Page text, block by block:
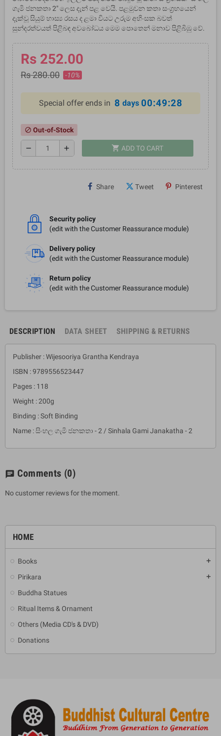
HOME
Books add
Pirikara add
Buddha Statues
Ritual Items & Ornament
Others (Media CD's & DVD)
Donations
ගැමි ජනකතා 2" ලෙස දැන් පළ වෙයි. පළමුවන කතා සංග්‍රහයෙන්
දැක්වූ සියුම් හාස්‍ය රසය ද ළමා වියට උරුම අහිංසක බවත්
සුන්දරත්වයත් පිළිබඳ අවබෝධය මෙම පොතෙන් මනාව පිළිබිඹු වේ.
Rs 252.00
Rs 280.00 -10%
Special offer ends in 8 days 00:49:28
block Out-of-Stock
remove add shopping_cart ADD TO CART
Share Tweet Pinterest
Security policy
(edit with the Customer Reassurance module)
Delivery policy
(edit with the Customer Reassurance module)
Return policy
(edit with the Customer Reassurance module)
DESCRIPTION DATA SHEET SHIPPING & RETURNS
Publisher : Wijesooriya Grantha Kendraya
ISBN : 9789556523447
Pages : 118
Weight : 200g
Binding : Soft Binding
Name : සිංහල ගැමි ජනකතා - 2 / Sinhala Gami Janakatha - 2
chat Comments (0)
No customer reviews for the moment.